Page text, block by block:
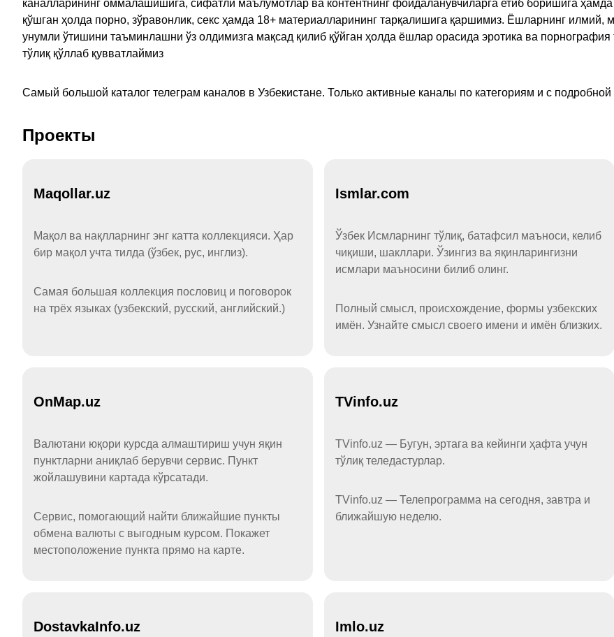
каналларининг оммалашишига, сифатли маълумотлар ва контентнинг фойдаланувчиларга етиб боришига ҳамда
қўшган ҳолда порно, зўравонлик, секс ҳамда 18+ материалларининг тарқалишига қаршимиз. Ёшларнинг
унумли ўтишини таъминлашни ўз олдимизга мақсад қилиб қўйган ҳолда ёшлар орасида эротика ва
тўлиқ қўллаб қувватлаймиз
Самый большой каталог телеграм каналов в Узбекистане. Только активные каналы по категориям и с подробной
Проекты
Maqollar.uz
Мақол ва нақлларнинг энг катта коллекцияси. Ҳар
бир мақол учта тилда (ўзбек, рус, инглиз).
Самая большая коллекция пословиц и поговорок
на трёх языках (узбекский, русский, английский.)
Ismlar.com
Ўзбек Исмларнинг тўлиқ, батафсил маъноси, келиб
чиқиши, шакллари. Ўзингиз ва яқинларингизни
исмлари маъносини билиб олинг.
Полный смысл, происхождение, формы узбекских
имён. Узнайте смысл своего имени и имён близких.
OnMap.uz
Валютани юқори курсда алмаштириш учун яқин
пунктларни аниқлаб берувчи сервис. Пункт
жойлашувини картада кўрсатади.
Сервис, помогающий найти ближайшие пункты
обмена валюты с выгодным курсом. Покажет
местоположение пункта прямо на карте.
TVinfo.uz
TVinfo.uz — Бугун, эртага ва кейинги ҳафта учун
тўлиқ теледастурлар.
TVinfo.uz — Телепрограмма на сегодня, завтра и
ближайшую неделю.
DostavkaInfo.uz Imlo.uz